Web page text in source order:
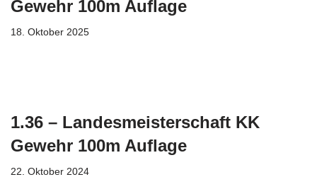
Gewehr 100m Auflage
18. Oktober 2025
1.36 – Landesmeisterschaft KK
Gewehr 100m Auflage
22. Oktober 2024